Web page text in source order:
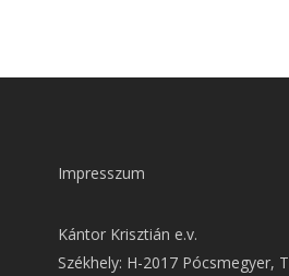
Impresszum
Kántor Krisztián e.v.
Székhely: H-2017 Pócsmegyer,